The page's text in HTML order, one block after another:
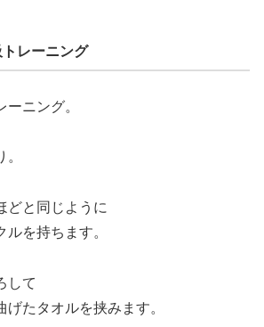
レーニング
ニング。
どと同じように
を持ちます。
して
たタオルを挟みます。